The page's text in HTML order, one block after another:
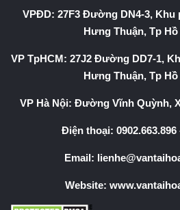
VPĐD: 27F3 Đường DN4-3,
Hưng Thuận, Tp
VP TpHCM: 27J2 Đường DD7-1,
Hưng Thuận, Tp
VP Hà Nội: Đường Vĩnh Quỳnh,
Điện thoại: 0902.663.896
Email:
Website: